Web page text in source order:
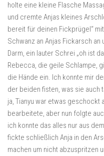
holte eine kleine Flasche
und cremte Anjas kleines
bereit für deinen Fickprügel“
Schwanz an Anjas Fickarsch
Darm, ein lauter Schrei „oh ist
Rebecca, die geile Schlampe,
die Hände ein. Ich konnte mir
der beiden fisten, was sie auch
ja, Tianyu war etwas geschockt
bearbeitete, aber nun folgte
ich konnte das alles nur aus
fickte schließlich Anja in den
machen um nicht abzuspritzen